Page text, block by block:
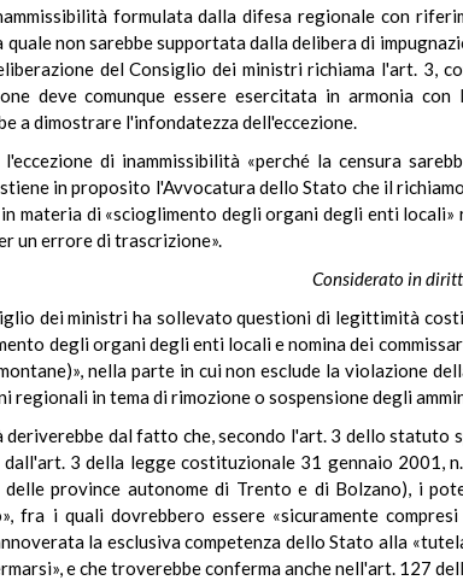
formulata dalla difesa regionale con
non sarebbe supportata dalla delibera di
del Consiglio dei ministri richiama l'art. 3,
deve comunque essere esercitata in armonia
a dimostrare l'infondatezza dell'eccezione.
di inammissibilità «perché la censura
in proposito l'Avvocatura dello Stato che il
materia di «scioglimento degli organi degli enti
un errore di trascrizione».
Considerato in
dei ministri ha sollevato questioni di legittimità
degli organi degli enti locali e nomina dei
nella parte in cui non esclude la violazione
regionali in tema di rimozione o sospensione degli
dal fatto che, secondo l'art. 3 dello statuto
dall'art. 3 della legge costituzionale 31 gennaio 2001,
province autonome di Trento e di Bolzano), i
fra i quali dovrebbero essere «sicuramente
la esclusiva competenza dello Stato alla
e che troverebbe conferma anche nell'art. 127